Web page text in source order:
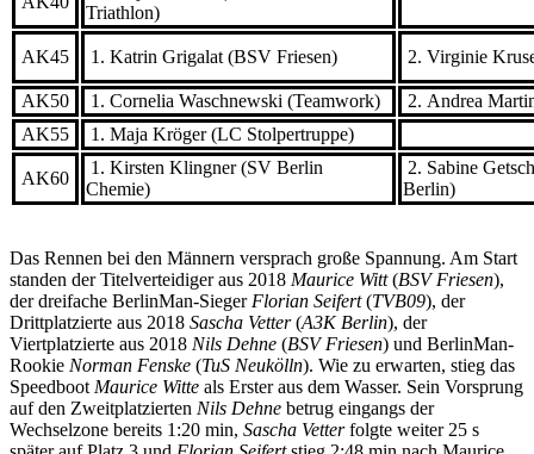
Triathlon)
AK45 1. Katrin Grigalat (BSV Friesen) 2. Virginie
AK50 1. Cornelia Waschnewski (Teamwork)
2. Andrea
AK55
1. Maja Kröger (LC Stolpertruppe)
AK60
1. Kirsten Klingner (SV Berlin
Chemie)
2. Sabine
Berlin)
Das Rennen bei den Männern versprach große Spannung. Am Start
standen der Titelverteidiger aus 2018 Maurice Witt(BSV Friesen),
der dreifache BerlinMan-Sieger Florian Seifert(TVB09), der
Drittplatzierte aus 2018 Sascha Vetter(A3K Berlin), der
Viertplatzierte aus 2018 Nils Dehne (BSV Friesen) und BerlinMan-
Rookie Norman Fenske (TuS Neukölln). Wie zu erwarten, stieg das
Speedboot Maurice Witte als Erster aus dem Wasser. Sein Vorsprung
auf den Zweitplatzierten Nils Dehne betrug eingangs der
Wechselzone bereits 1:20 min, Sascha Vetterfolgte weiter 25 s